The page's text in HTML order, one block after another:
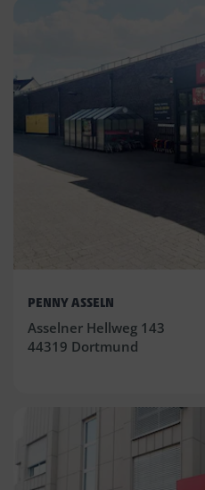
PENNY ASSELN
Asselner Hellweg 143
44319 Dortmund